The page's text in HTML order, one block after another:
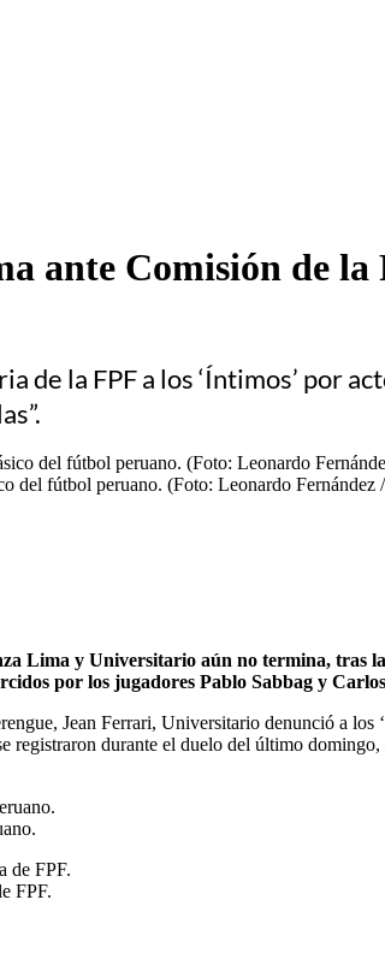
ante Comisión de la
la FPF a los ‘Íntimos’ por
del fútbol peruano. (Foto: Leonardo Fernández
Lima y Universitario aún no termina, tras
por los jugadores Pablo Sabbag y
Jean Ferrari, Universitario denunció a los
registraron durante el duelo del último
FPF.